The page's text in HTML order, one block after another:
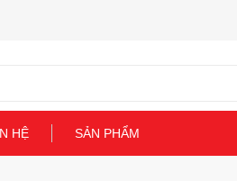
HỆ SẢN PHẨM